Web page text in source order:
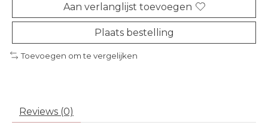
Aan verlanglijst toevoegen
Plaats bestelling
Toevoegen om te vergelijken
Reviews (0)